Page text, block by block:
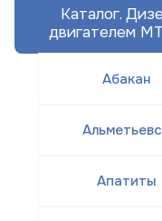
Каталог.
двигателем
Абакан
Апатиты